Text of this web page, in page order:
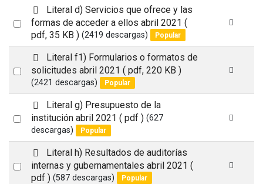
Select
p
d
f
Literal d) Servicios que ofrece y las
formas de acceder a ellos abril 2021 (
pdf, 35 KB ) (2419 descargas) Popular
Select
p
d
f
Literal f1) Formularios o formatos de
solicitudes abril 2021 ( pdf, 220 KB )
(2421 descargas) Popular
Select
p
d
f
Literal g) Presupuesto de la
institución abril 2021 ( pdf ) (627
descargas)
Popular
Select
p
d
f
Literal h) Resultados de auditorías
internas y gubernamentales abril 2021 (
pdf ) (587 descargas) Popular